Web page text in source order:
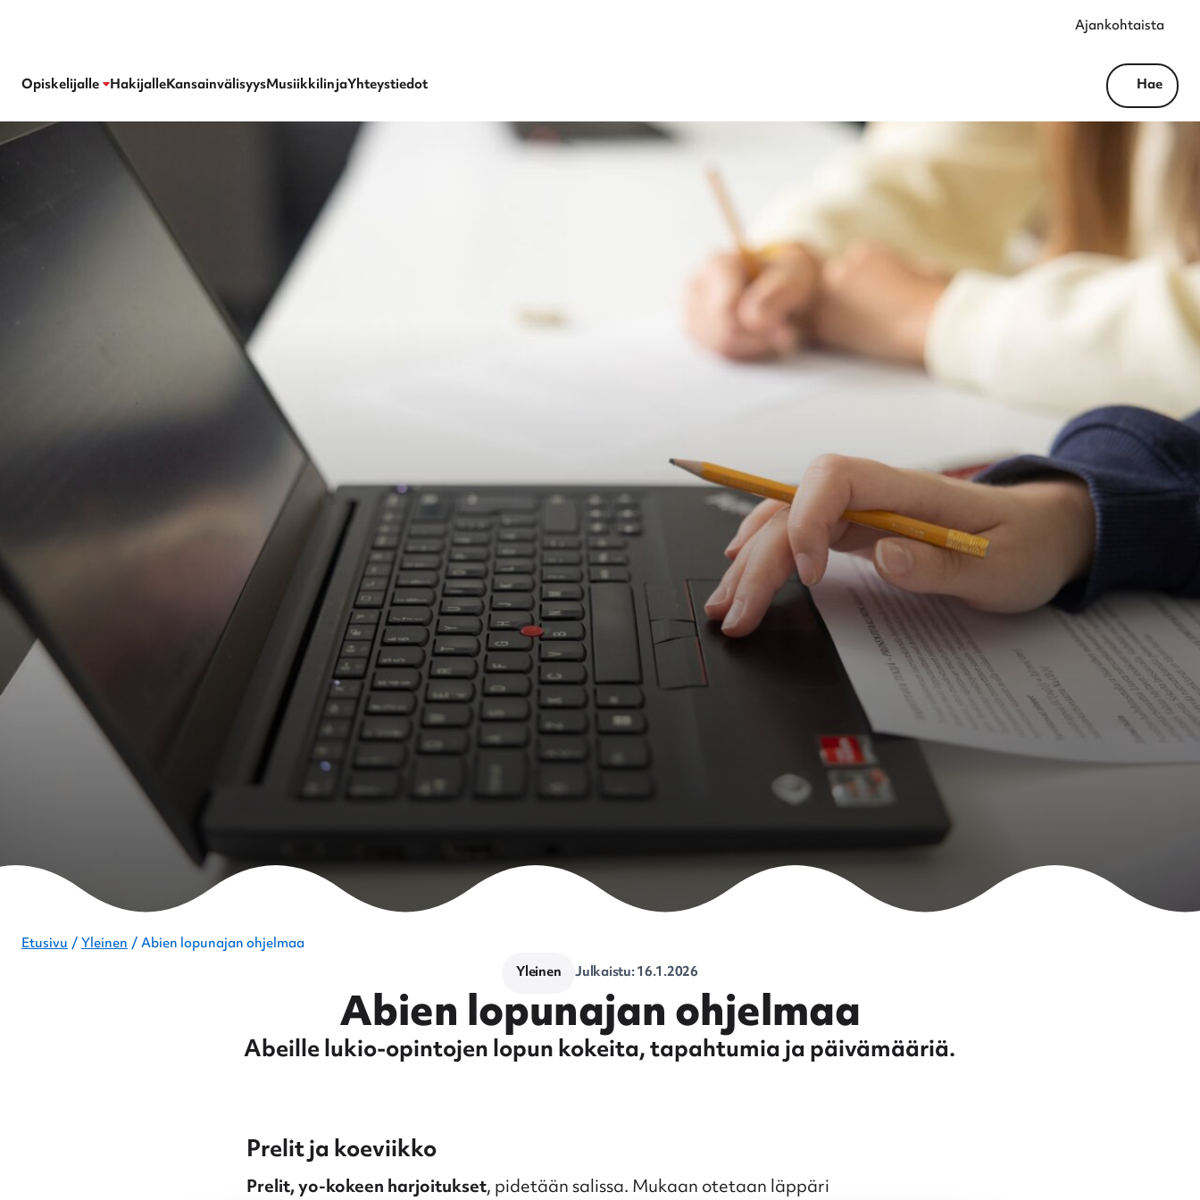
Ajankohtaista
Opiskelijalle HakijalleKansainvälisyysMusiikkilinjaYhteystiedot Hae
Etusivu Yleinen Abien lopunajan ohjelmaa
Yleinen Julkaistu:16.1.2026
Abien lopunajan ohjelmaa
Abeille lukio-opintojen lopun kokeita, tapahtumia ja päivämääriä.
Prelit ja koeviikko
Prelit, yo-kokeen harjoitukset, pidetään salissa. Mukaan otetaan läppäri